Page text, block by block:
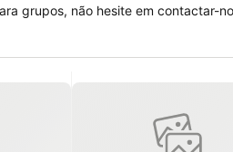
grupos, não hesite em contactar-